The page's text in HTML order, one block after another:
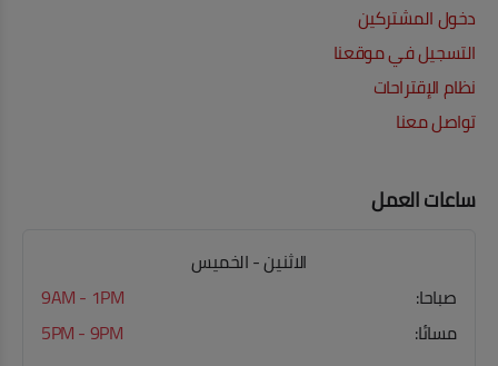
دخول المشتركين
التسجيل في موقعنا
نظام الإقتراحات
تواصل معنا
ساعات العمل
الاثنين - الخميس
صباحا:
9AM - 1PM
مسائا:
5PM - 9PM